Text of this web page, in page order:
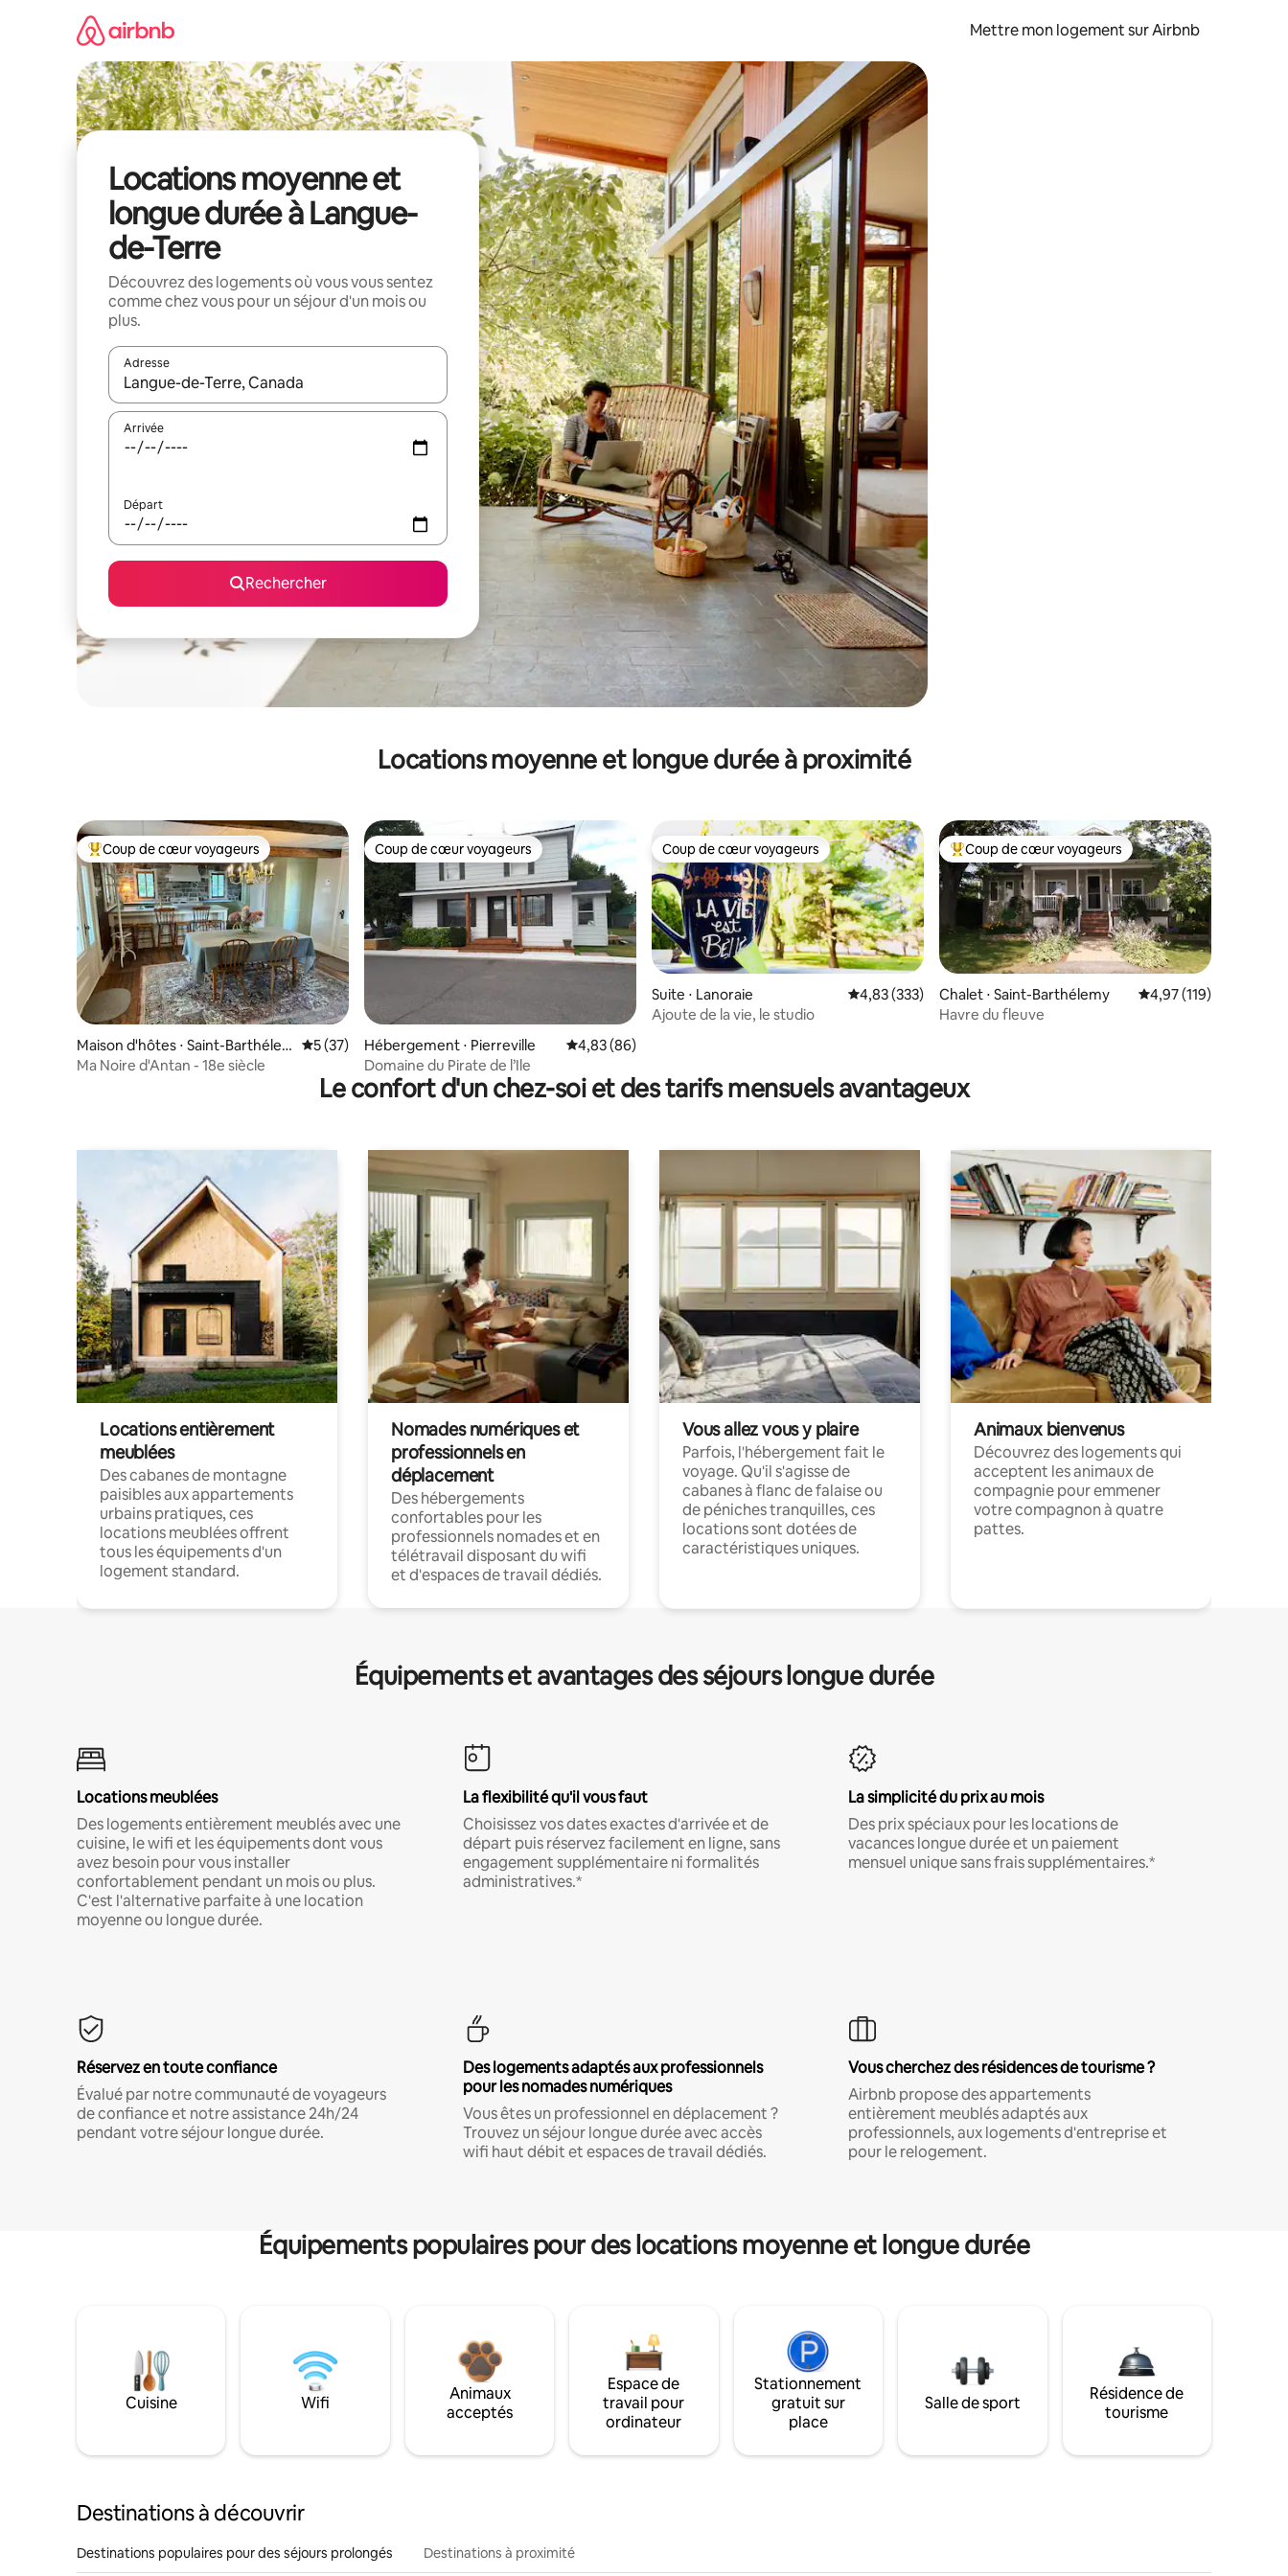
Mettre mon logement sur Airbnb
Locations moyenne et
longue durée à Langue-
de-Terre
Découvrez des logements où vous vous sentez
comme chez vous pour un séjour d'un mois ou
plus.
Adresse
Lorsque les résultats s'affichent, utilisez les flèches vers le haut et vers le bas pour les parcourir ou en appuyant et en faisant glisser.
Arrivée
Départ
Rechercher
Locations moyenne et longue durée à proximité
Coups de cœur voyageurs les plus appréciés
Coup de cœur voyageurs
Maison d'hôtes ⋅ Saint-Barthéle
my
Évaluation moyenne sur la base de 37 commentaires : 5 sur 5
5 (37)
Ma Noire d'Antan - 18e siècle
Coup de cœur voyageurs
Coup de cœur voyageurs
Hébergement ⋅ Pierreville Évaluation moyenne sur la base de 86 commentaires : 4,83 sur 5
4,83 (86)
Domaine du Pirate de l’Ile
Coup de cœur voyageurs
Coup de cœur voyageurs
Suite ⋅ Lanoraie Évaluation moyenne sur la base de 333 commentaires : 4,83 sur 5
4,83 (333)
Ajoute de la vie, le studio
Coups de cœur voyageurs les plus appréciés
Coup de cœur voyageurs
Chalet ⋅ Saint-Barthélemy Évaluation moyenne
4,97 (119)
Havre du fleuve
Le confort d'un chez-soi et des tarifs mensuels avantageux
Locations entièrement
meublées
Des cabanes de montagne
paisibles aux appartements
urbains pratiques, ces
locations meublées offrent
tous les équipements d'un
logement standard.
Nomades numériques et
professionnels en
déplacement
Des hébergements
confortables pour les
professionnels nomades et en
télétravail disposant du wifi
et d'espaces de travail dédiés.
Vous allez vous y plaire
Parfois, l'hébergement fait le
voyage. Qu'il s'agisse de
cabanes à flanc de falaise ou
de péniches tranquilles, ces
locations sont dotées de
caractéristiques uniques.
Animaux bienvenus
Découvrez des logements qui
acceptent les animaux de
compagnie pour emmener
votre compagnon à quatre
pattes.
Équipements et avantages des séjours longue durée
Locations meublées
Des logements entièrement meublés avec une
cuisine, le wifi et les équipements dont vous
avez besoin pour vous installer
confortablement pendant un mois ou plus.
C'est l'alternative parfaite à une location
moyenne ou longue durée.
La flexibilité qu'il vous faut
Choisissez vos dates exactes d'arrivée et de
départ puis réservez facilement en ligne, sans
engagement supplémentaire ni formalités
administratives.*
La simplicité du prix au mois
Des prix spéciaux pour les locations de
vacances longue durée et un paiement
mensuel unique sans frais supplémentaires.*
Réservez en toute confiance
Évalué par notre communauté de voyageurs
de confiance et notre assistance 24h/24
pendant votre séjour longue durée.
Des logements adaptés aux professionnels
pour les nomades numériques
Vous êtes un professionnel en déplacement ?
Trouvez un séjour longue durée avec accès
wifi haut débit et espaces de travail dédiés.
Vous cherchez des résidences de tourisme ?
Airbnb propose des appartements
entièrement meublés adaptés aux
professionnels, aux logements d'entreprise et
pour le relogement.
Équipements populaires pour des locations moyenne et longue durée
Cuisine Wifi
Animaux
acceptés
Espace de
travail pour
ordinateur
Stationnement
gratuit sur
place
Salle de sport
Résidence de
tourisme
Destinations à découvrir
Destinations populaires pour des séjours prolongés Destinations à proximité